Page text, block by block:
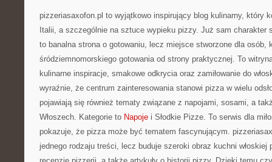
pizzeriasaxofon.pl to wyjątkowo inspirujący blog kulinarny, który
Italii, a szczególnie na sztuce wypieku pizzy. Już sam charakter
to banalna strona o gotowaniu, lecz miejsce stworzone dla osób,
śródziemnomorskiego gotowania od strony praktycznej. To
kulinarne inspiracje, smakowe odkrycia oraz zamiłowanie do
wyraźnie, że centrum zainteresowania stanowi pizza w wielu
pojawiają się również tematy związane z napojami, sosami, a
Włoszech. Kategorie to Napoje i Słodkie Pizze. To serwis dla
pokazuje, że pizza może być tematem fascynującym.
jednego rodzaju treści, lecz buduje szeroki obraz kuchni włoskiej